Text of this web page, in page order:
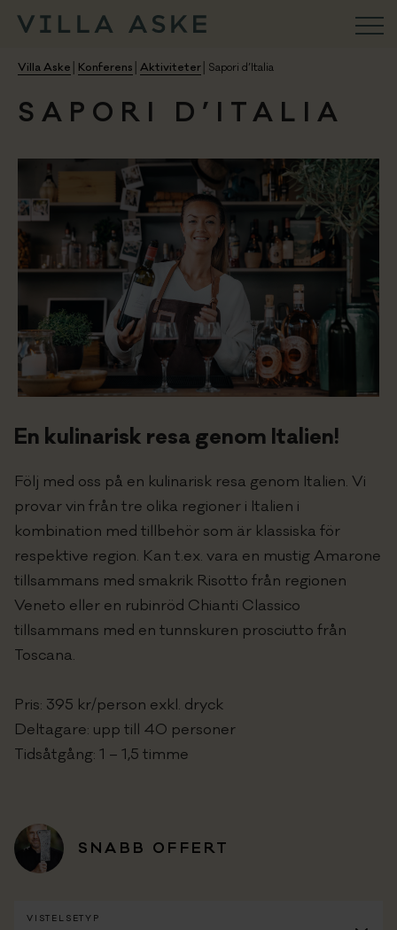
Konferens
Aktiviteter
Ristorante
Weekend & Firande
Bröllop
Om oss
PRISFÖRFRÅGAN
Villa Aske Konferens Aktiviteter Sapori d’Italia
SAPORI D’ITALIA
En kulinarisk resa genom Italien!
Följ med oss på en kulinarisk resa genom Italien. Vi
provar vin från tre olika regioner i Italien i
kombination med tillbehör som är klassiska för
respektive region. Kan t.ex. vara en mustig Amarone
tillsammans med smakrik Risotto från regionen
Veneto eller en rubinröd Chianti Classico
tillsammans med en tunnskuren prosciutto från
Toscana.
Pris: 395 kr/person exkl. dryck
Deltagare: upp till 40 personer
Tidsåtgång: 1 – 1,5 timme
SNABB OFFERT
VISTELSETYP